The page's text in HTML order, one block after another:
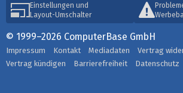
Einstellungen und
Layout-Umschalter
© 1999–2026 ComputerBase GmbH
Impressum Kontakt Mediadaten
Vertrag
Vertrag kündigen
Barrierefreiheit Datenschutz